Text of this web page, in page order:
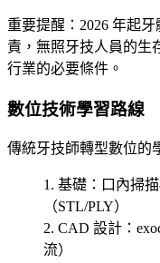
重要提醒 ：2026 年起
責，無照牙技人員的生
行業的必要條件。
數位技術學習路線
傳統牙技師轉型數位的
基礎 ：口內掃
（STL/PLY）
CAD 設計 ：
流）